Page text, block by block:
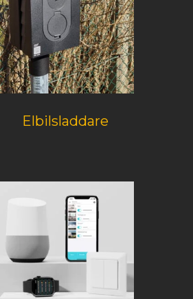
Elbilsladdare